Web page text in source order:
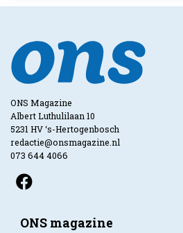
ONS Magazine
Albert Luthulilaan 10
5231 HV ‘s-Hertogenbosch
redactie@onsmagazine.nl
073 644 4066
ONS magazine